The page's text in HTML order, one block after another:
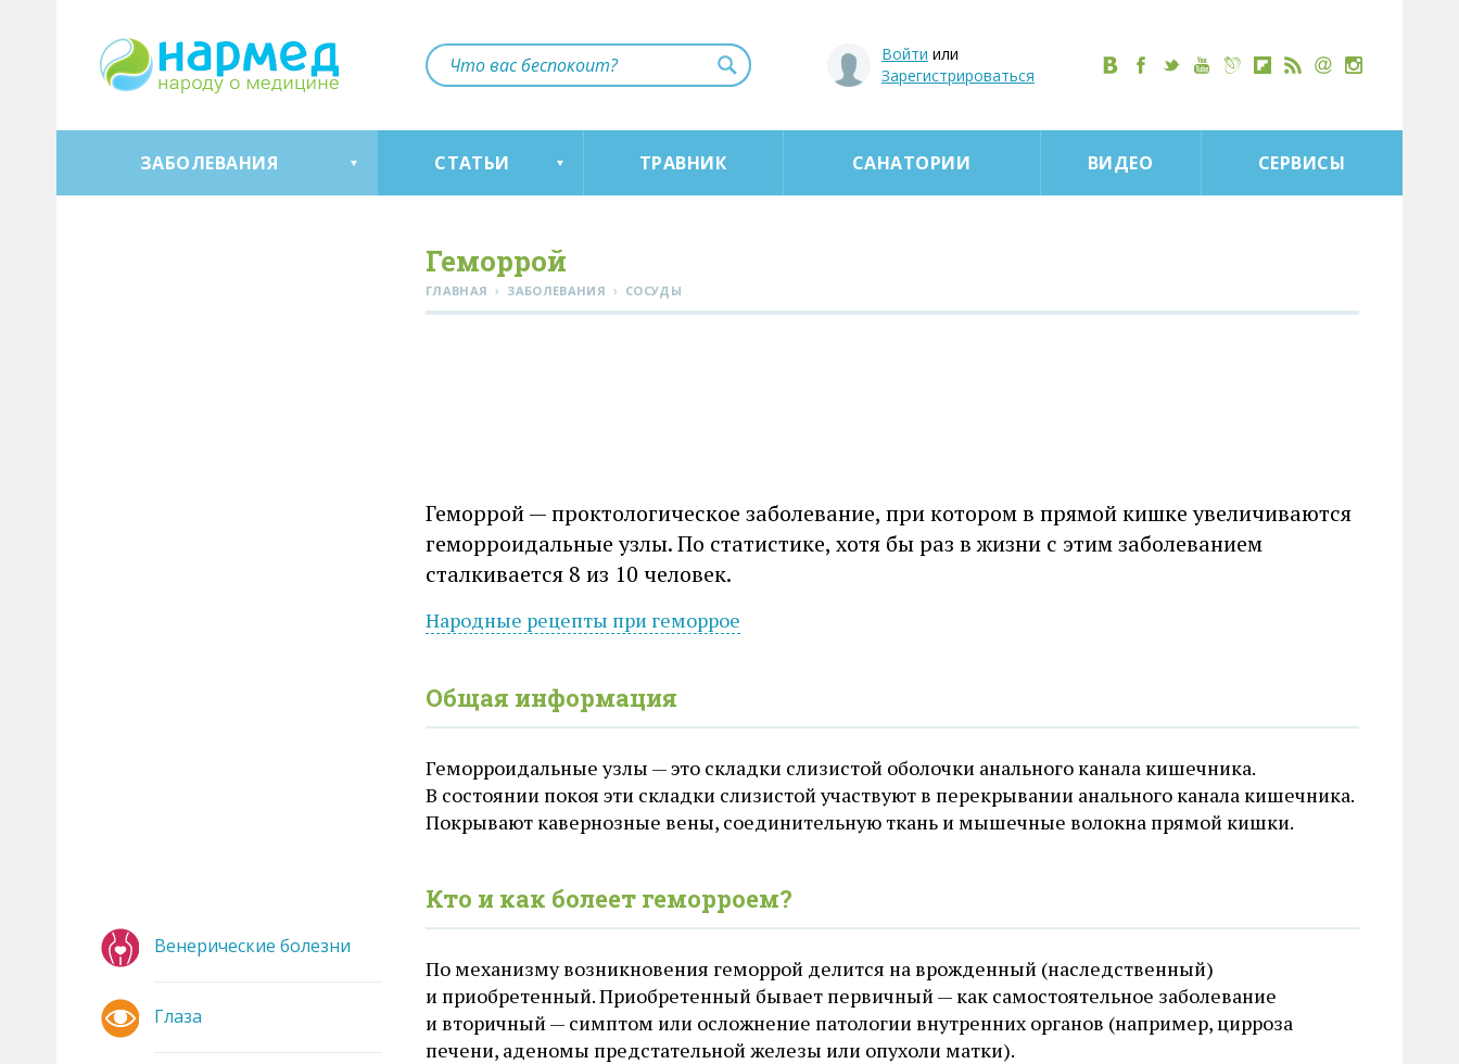
Войти или
Зарегистрироваться
ЗАБОЛЕВАНИЯ СТАТЬИ ТРАВНИК САНАТОРИИ ВИДЕО СЕРВИСЫ
Геморрой
ГЛАВНАЯ › ЗАБОЛЕВАНИЯ › СОСУДЫ
Геморрой — проктологическое заболевание, при котором в прямой кишке увеличиваются
геморроидальные узлы. По статистике, хотя бы раз в жизни с этим заболеванием
сталкивается 8 из 10 человек.
Народные рецепты при геморрое
Общая информация
Геморроидальные узлы — это складки слизистой оболочки анального канала кишечника.
В состоянии покоя эти складки слизистой участвуют в перекрывании анального канала кишечника.
Покрывают кавернозные вены, соединительную ткань и мышечные волокна прямой кишки.
Кто и как болеет геморроем?
По механизму возникновения геморрой делится на врожденный (наследственный)
и приобретенный. Приобретенный бывает первичный — как самостоятельное заболевание
и вторичный — симптом или осложнение патологии внутренних органов (например, цирроза
печени, аденомы предстательной железы или опухоли матки).
Венерические болезни
Глаза